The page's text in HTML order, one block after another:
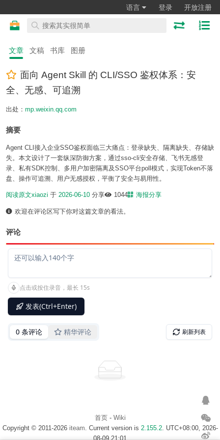
语言 登录 开放注册
文章 文稿 书库 图册
面向 Agent Skill 的 CLI/SSO 鉴权体系：安
全、无感、可追溯
出处： mp.weixin.qq.com
摘要
Agent CLI接入企业SSO鉴权面临三大痛点：登录缺失、隔离缺失、存储缺
失。本文设计了一套纵深防御方案，通过sso-cli安全存储、飞书无感登
录、私有SDK控制、多用户加密隔离及SSO平台poll模式，实现Token不落
盘、操作可追溯、用户无感授权，平衡了安全与易用性。
阅读原文xiaozi 于 2026-06-10 分享 1044 海报分享
欢迎在评论区写下你对这篇文章的看法。
评论
首页- Wiki
Copyright © 2011-2026 iteam. Current version is 2.155.2. UTC+08:00, 2026-
08-09 21:01